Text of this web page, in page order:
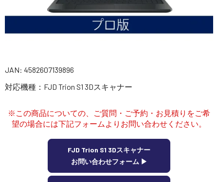
講習会･国家資格･WEBセミナー
定期配信!
SEKIDO
コーポレートサイト
JAN: 4582607139896
対応機種：FJD Trion S1 3Dスキャナー
※この商品についての、ご質問・ご予約・お見積りをご希
望の場合には下記フォームよりお問い合わせください。
FJD Trion S1 3Dスキャナー
お問い合わせフォーム ▶︎